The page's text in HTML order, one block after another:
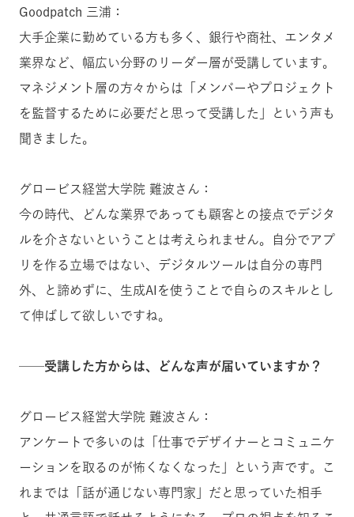
Goodpatch 三浦：
大手企業に勤めている方も多く、銀行や商社、エンタメ
業界など、幅広い分野のリーダー層が受講しています。
マネジメント層の方々からは「メンバーやプロジェクト
を監督するために必要だと思って受講した」という声も
聞きました。
グロービス経営大学院 難波さん：
今の時代、どんな業界であっても顧客との接点でデジタ
ルを介さないということは考えられません。自分でアプ
リを作る立場ではない、デジタルツールは自分の専門
外、と諦めずに、生成AIを使うことで自らのスキルとし
て伸ばして欲しいですね。
──受講した方からは、どんな声が届いていますか？
グロービス経営大学院 難波さん：
アンケートで多いのは「仕事でデザイナーとコミュニケ
ーションを取るのが怖くなくなった」という声です。こ
れまでは「話が通じない専門家」だと思っていた相手